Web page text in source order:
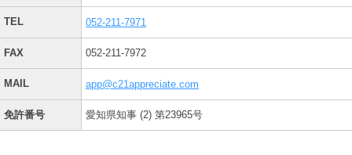
TEL 052-211-7971
FAX 052-211-7972
MAIL app@c21appreciate.com
免許番号 愛知県知事 (2) 第23965号